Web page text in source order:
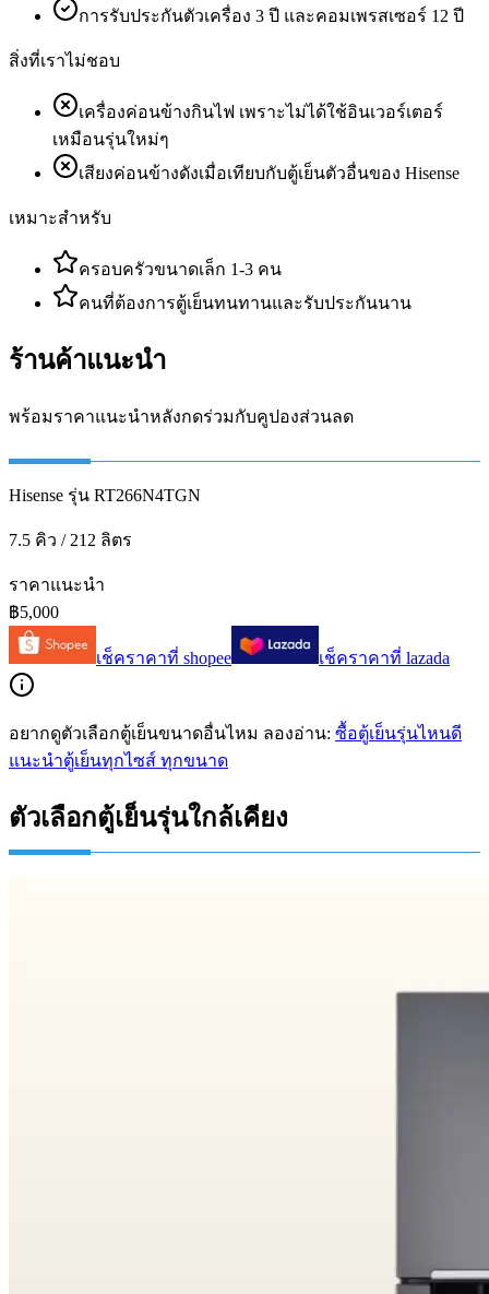
การรับประกันตัวเครื่อง 3 ปี และคอมเพรสเซอร์ 12 ปี
สิ่งที่เราไม่ชอบ
เครื่องค่อนข้างกินไฟ เพราะไม่ได้ใช้อินเวอร์เตอร์
เหมือนรุ่นใหม่ๆ
เสียงค่อนข้างดังเมื่อเทียบกับตู้เย็นตัวอื่นของ Hisense
เหมาะสำหรับ
ครอบครัวขนาดเล็ก 1-3 คน
คนที่ต้องการตู้เย็นทนทานและรับประกันนาน
ร้านค้าแนะนำ
พร้อมราคาแนะนำหลังกดร่วมกับคูปองส่วนลด
Hisense รุ่น RT266N4TGN
7.5 คิว / 212 ลิตร
ราคาแนะนำ
฿5,000
เช็คราคาที่ shopee เช็คราคาที่ lazada
อยากดูตัวเลือกตู้เย็นขนาดอื่นไหม ลองอ่าน: ซื้อตู้เย็นรุ่นไหนดี
แนะนำตู้เย็นทุกไซส์ ทุกขนาด
ตัวเลือกตู้เย็นรุ่นใกล้เคียง